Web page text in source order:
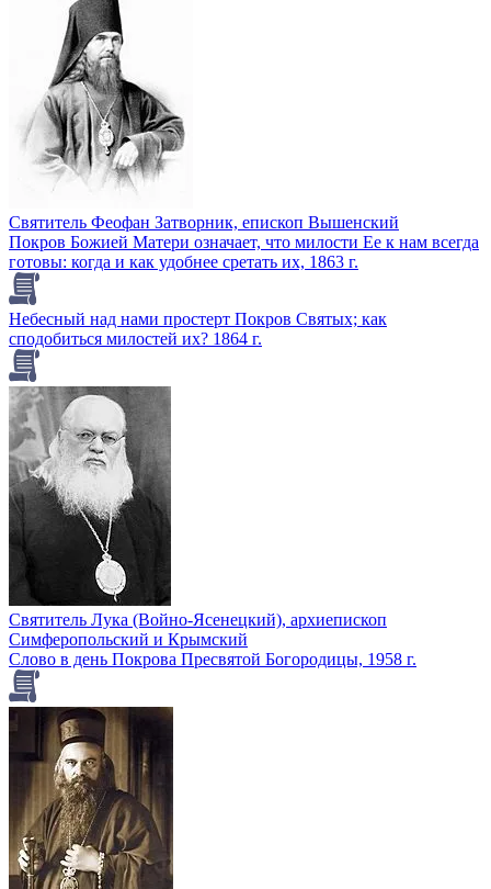
Святитель Феофан Затворник, епископ Вышенский
Покров Божией Матери означает, что милости Ее к нам всегда
готовы: когда и как удобнее сретать их, 1863 г.
Небесный над нами простерт Покров Святых; как
сподобиться милостей их? 1864 г.
Святитель Лука (Войно-Ясенецкий), архиепископ
Симферопольский и Крымский
Слово в день Покрова Пресвятой Богородицы, 1958 г.